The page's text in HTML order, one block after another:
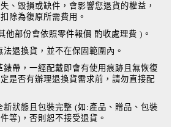
、毀損或缺件，會影響您退貨的權益，
除為復原所需費用。
他部份會依照零件報價 酌收處理費 )。
退換貨，並不在保固範圍內。
帶，一經配戴即會有使用痕跡且無恢復
是否有辦理退換貨需求前，請勿直接配
狀態且包裝完整 (如:產品、贈品、包裝
等)，否則恕不接受退貨。